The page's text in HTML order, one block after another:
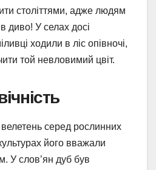
століттями, адже людям
диво! У селах досі
ходили в ліс опівночі,
той невловимий цвіт.
серед рослинних
його вважали
У слов’ян дуб був